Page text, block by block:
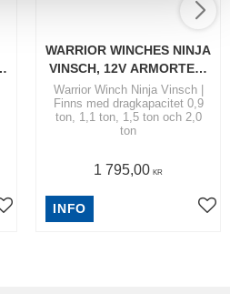
WARRIOR WINCHES NINJA
VINSCH, 12V ARMORTEK
SYNTET
Warrior Winch Ninja Vinsch |
Finns med dragkapacitet 0,9
ton, 1,1 ton, 1,5 ton och 2,0
ton
1 795,00 KR
INFO